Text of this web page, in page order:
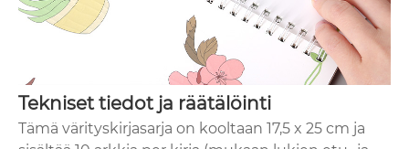
Tekniset tiedot ja räätälöinti
Tämä värityskirjasarja on kooltaan 17,5 x 25 cm ja